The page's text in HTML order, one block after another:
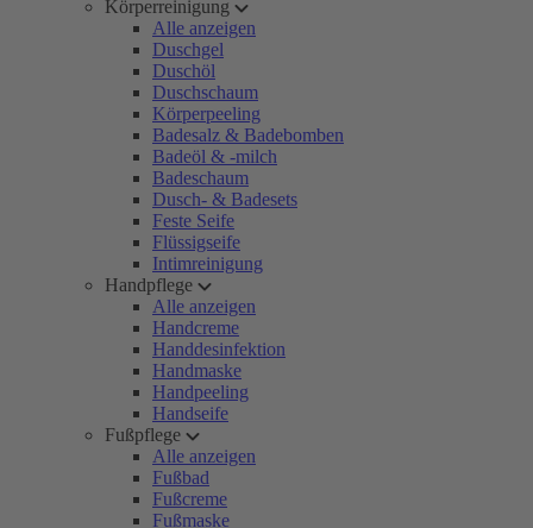
Körperreinigung
Alle anzeigen
Duschgel
Duschöl
Duschschaum
Körperpeeling
Badesalz & Badebomben
Badeöl & -milch
Badeschaum
Dusch- & Badesets
Feste Seife
Flüssigseife
Intimreinigung
Handpflege
Alle anzeigen
Handcreme
Handdesinfektion
Handmaske
Handpeeling
Handseife
Fußpflege
Alle anzeigen
Fußbad
Fußcreme
Fußmaske